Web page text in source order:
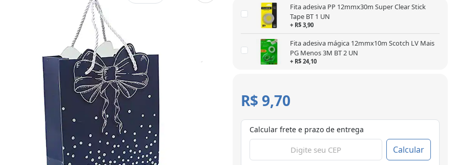
Fita adesiva PP 12mmx30m Super Clear Stick
Tape BT 1 UN
+ R$ 3,90
Fita adesiva mágica 12mmx10m Scotch LV Mais
PG Menos 3M BT 2 UN
+ R$ 24,10
R$ 9,70
Calcular frete e prazo de entrega
Calcular